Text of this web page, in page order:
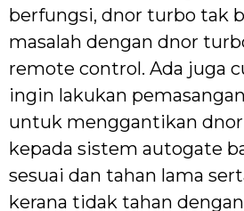
berfungsi, dnor turbo tak
masalah dengan dnor
remote control. Ada juga
ingin lakukan
untuk menggantikan
kepada sistem autogate
sesuai dan tahan lama
kerana tidak tahan